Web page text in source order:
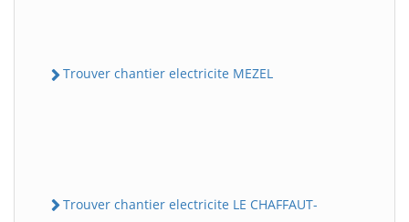
Trouver chantier electricite MEZEL
Trouver chantier electricite LE CHAFFAUT-